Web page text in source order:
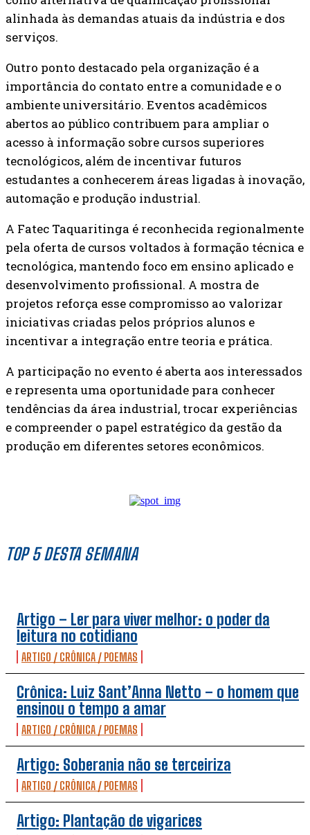
TOP 5 DESTA SEMANA
Artigo – Ler para viver melhor: o poder da
leitura no cotidiano
ARTIGO / CRÔNICA / POEMAS
Crônica: Luiz Sant’Anna Netto – o homem que
ensinou o tempo a amar
ARTIGO / CRÔNICA / POEMAS
Artigo: Soberania não se terceiriza
ARTIGO / CRÔNICA / POEMAS
Artigo: Plantação de vigarices
alinhada às demandas atuais da indústria e dos
serviços.
Outro ponto destacado pela organização é a
importância do contato entre a comunidade e o
ambiente universitário. Eventos acadêmicos
abertos ao público contribuem para ampliar o
acesso à informação sobre cursos superiores
tecnológicos, além de incentivar futuros
estudantes a conhecerem áreas ligadas à inovação,
automação e produção industrial.
A Fatec Taquaritinga é reconhecida regionalmente
pela oferta de cursos voltados à formação técnica e
tecnológica, mantendo foco em ensino aplicado e
desenvolvimento profissional. A mostra de
projetos reforça esse compromisso ao valorizar
iniciativas criadas pelos próprios alunos e
incentivar a integração entre teoria e prática.
A participação no evento é aberta aos interessados
e representa uma oportunidade para conhecer
tendências da área industrial, trocar experiências
e compreender o papel estratégico da gestão da
produção em diferentes setores econômicos.